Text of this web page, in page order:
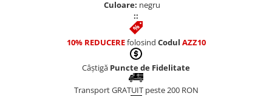
Culoare: negru
::
10% REDUCEREfolosind Codul AZZ10
Câștigă Puncte de Fidelitate
Transport GRATUIT peste 200 RON